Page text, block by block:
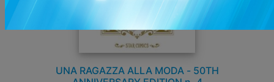
UNA RAGAZZA ALLA MODA - 50TH